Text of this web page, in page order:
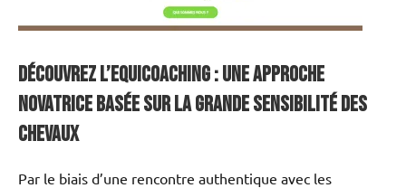
Découvrez l’Equicoaching : Une approche
novatrice basée sur la grande sensibilité des
chevaux
Par le biais d’une rencontre authentique avec les